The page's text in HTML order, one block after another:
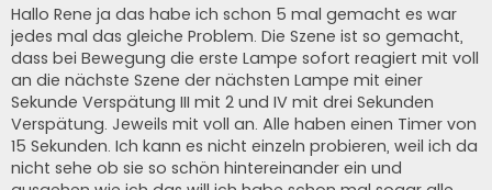
s
t
Hallo Rene ja das habe ich schon 5 mal gemacht es war
jedes mal das gleiche Problem. Die Szene ist so gemacht,
dass bei Bewegung die erste Lampe sofort reagiert mit voll
an die nächste Szene der nächsten Lampe mit einer
Sekunde Verspätung III mit 2 und IV mit drei Sekunden
Verspätung. Jeweils mit voll an. Alle haben einen Timer von
15 Sekunden. Ich kann es nicht einzeln probieren, weil ich da
nicht sehe ob sie so schön hintereinander ein und